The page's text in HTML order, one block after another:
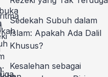
Sedekah Subuh dalam
Islam: Apakah Ada Dalil
Khusus?
Kesalehan sebagai